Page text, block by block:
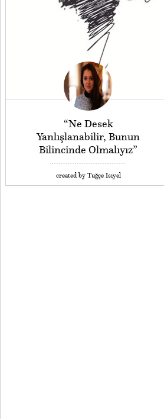
“Ne Desek
Yanlışlanabilir, Bunun
Bilincinde Olmalıyız”
created by Tuğçe Isıyel